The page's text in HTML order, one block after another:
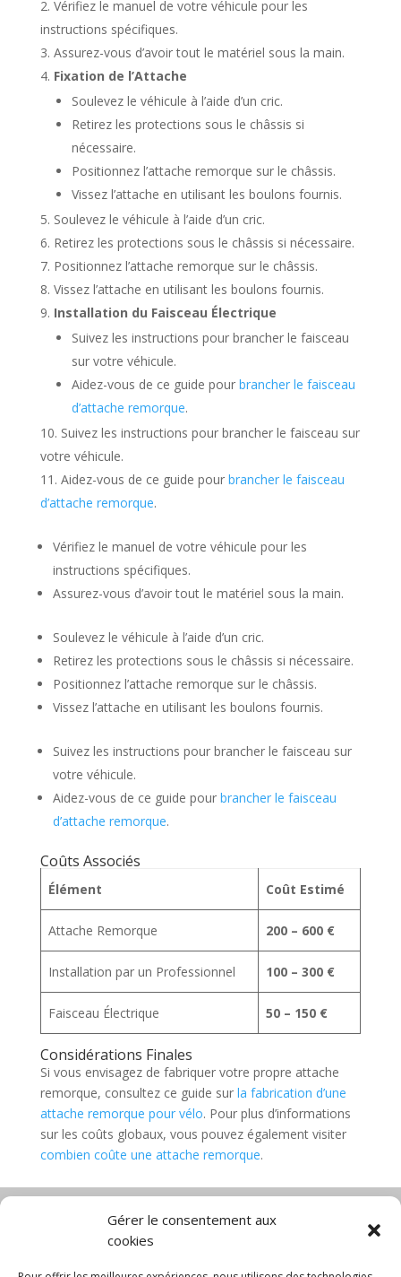
Gérer le consentement aux
cookies
Vérifiez le manuel de votre véhicule pour les
instructions spécifiques.
Assurez-vous d’avoir tout le matériel sous la main.
Fixation de l’Attache
Soulevez le véhicule à l’aide d’un cric.
Retirez les protections sous le châssis si
nécessaire.
Positionnez l’attache remorque sur le châssis.
Vissez l’attache en utilisant les boulons fournis.
Soulevez le véhicule à l’aide d’un cric.
Retirez les protections sous le châssis si nécessaire.
Positionnez l’attache remorque sur le châssis.
Vissez l’attache en utilisant les boulons fournis.
Installation du Faisceau Électrique
Suivez les instructions pour brancher le faisceau
sur votre véhicule.
Aidez-vous de ce guide pour brancher le faisceau
d’attache remorque.
Suivez les instructions pour brancher le faisceau sur
votre véhicule.
Aidez-vous de ce guide pour brancher le faisceau
d’attache remorque.
Vérifiez le manuel de votre véhicule pour les
instructions spécifiques.
Assurez-vous d’avoir tout le matériel sous la main.
Soulevez le véhicule à l’aide d’un cric.
Retirez les protections sous le châssis si nécessaire.
Positionnez l’attache remorque sur le châssis.
Vissez l’attache en utilisant les boulons fournis.
Suivez les instructions pour brancher le faisceau sur
votre véhicule.
Aidez-vous de ce guide pour brancher le faisceau
d’attache remorque.
Coûts Associés
Élément Coût Estimé
Attache Remorque 200 – 600 €
Installation par un Professionnel 100 – 300 €
Faisceau Électrique 50 – 150 €
Considérations Finales
Si vous envisagez de fabriquer votre propre attache
remorque, consultez ce guide sur la fabrication d’une
attache remorque pour vélo. Pour plus d’informations
sur les coûts globaux, vous pouvez également visiter
combien coûte une attache remorque.
Diable électrique
Chariot manutention
CGV